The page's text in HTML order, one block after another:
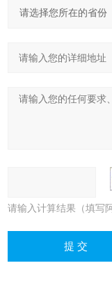
请输入计算结果（填写